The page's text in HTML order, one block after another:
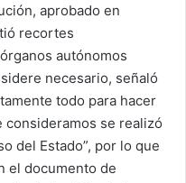
aprobado en
recortes
autónomos
necesario, señaló
todo para hacer
consideramos se realizó
del Estado”, por lo que
el documento de